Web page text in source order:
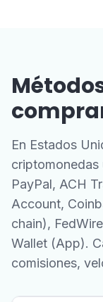
En Estados
criptomonedas
PayPal, ACH
Account,
chain),
Wallet (App).
comisiones,